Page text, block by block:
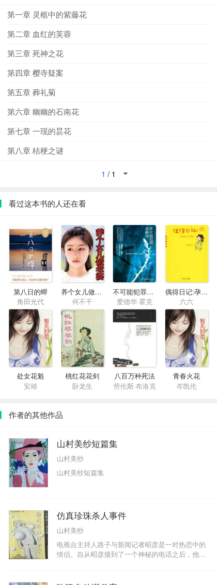
第一章 灵柩中的紫藤花
第二章 血红的芙蓉
第三章 死神之花
第四章 樱寺疑案
第五章 葬礼菊
第六章 幽幽的石南花
第七章 一现的昙花
第八章 桔梗之谜
1 /1
看过这本书的人还在看
第八日的蟬
角田光代
养个女儿做老婆(黄花黄)
何不干
不可能犯罪诊断书3
爱德华·霍克
偶得日记:孕妈妈开心辞典
六六
处女花魁
安靖
桃红花花剑
卧龙生
八百万种死法
劳伦斯·布洛克
青春火花
岑凯伦
作者的其他作品
山村美纱短篇集
山村美纱
山村美纱短篇集
仿真珍珠杀人事件
山村美纱
电视台主持人路子与新闻记者昭彦是一对热恋中的
情侣。自从昭彦接到了一个神秘的电话之后，他们